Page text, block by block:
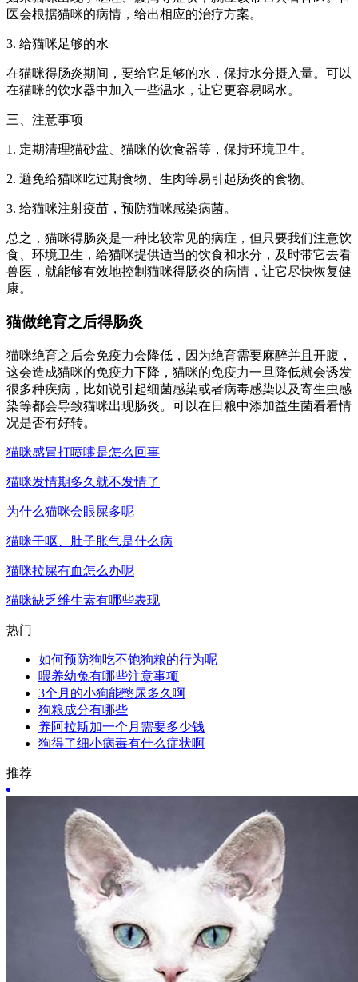
医会根据猫咪的病情，给出相应的治疗方案。
3. 给猫咪足够的水
在猫咪得肠炎期间，要给它足够的水，保持水分摄入量。可以
在猫咪的饮水器中加入一些温水，让它更容易喝水。
三、注意事项
1. 定期清理猫砂盆、猫咪的饮食器等，保持环境卫生。
2. 避免给猫咪吃过期食物、生肉等易引起肠炎的食物。
3. 给猫咪注射疫苗，预防猫咪感染病菌。
总之，猫咪得肠炎是一种比较常见的病症，但只要我们注意饮
食、环境卫生，给猫咪提供适当的饮食和水分，及时带它去看
兽医，就能够有效地控制猫咪得肠炎的病情，让它尽快恢复健
康。
猫做绝育之后得肠炎
猫咪绝育之后会免疫力会降低，因为绝育需要麻醉并且开腹，
这会造成猫咪的免疫力下降，猫咪的免疫力一旦降低就会诱发
很多种疾病，比如说引起细菌感染或者病毒感染以及寄生虫感
染等都会导致猫咪出现肠炎。可以在日粮中添加益生菌看看情
况是否有好转。
猫咪感冒打喷嚏是怎么回事
猫咪发情期多久就不发情了
为什么猫咪会眼屎多呢
猫咪干呕、肚子胀气是什么病
猫咪拉屎有血怎么办呢
猫咪缺乏维生素有哪些表现
热门
如何预防狗吃不饱狗粮的行为呢
喂养幼兔有哪些注意事项
3个月的小狗能憋尿多久啊
狗粮成分有哪些
养阿拉斯加一个月需要多少钱
狗得了细小病毒有什么症状啊
推荐